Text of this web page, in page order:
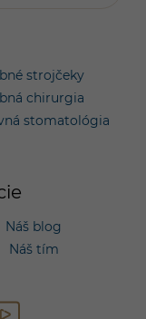
strojčeky
chirurgia
stomatológia
Náš blog
Náš tím